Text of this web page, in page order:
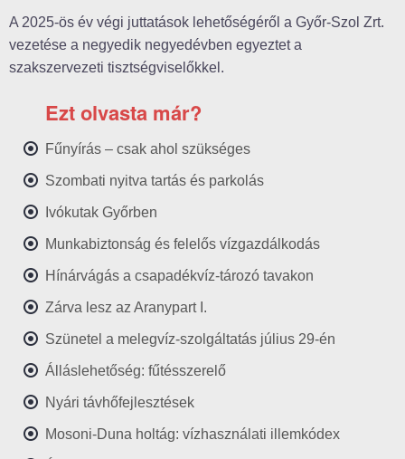
A 2025-ös év végi juttatások lehetőségéről a Győr-Szol Zrt.
vezetése a negyedik negyedévben egyeztet a
szakszervezeti tisztségviselőkkel.
Ezt olvasta már?
Fűnyírás – csak ahol szükséges
Szombati nyitva tartás és parkolás
Ivókutak Győrben
Munkabiztonság és felelős vízgazdálkodás
Hínárvágás a csapadékvíz-tározó tavakon
Zárva lesz az Aranypart I.
Szünetel a melegvíz-szolgáltatás július 29-én
Álláslehetőség: fűtésszerelő
Nyári távhőfejlesztések
Mosoni-Duna holtág: vízhasználati illemkódex